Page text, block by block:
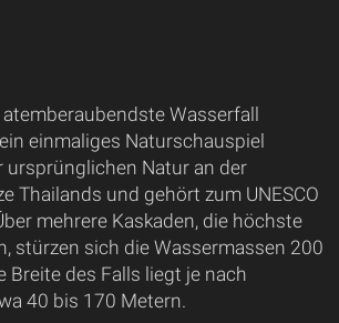
Wasserfall
einmaliges Naturschauspiel
ursprünglichen Natur an der
Thailands und gehört zum UNESCO
mehrere Kaskaden, die höchste
stürzen sich die Wassermassen 200
Breite des Falls liegt je nach
40 bis 170 Metern.